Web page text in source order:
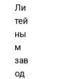
Ли
тей
ны
м
зав
од